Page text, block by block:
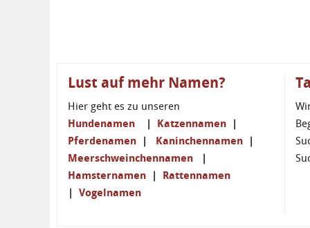
Lust auf mehr Namen?
Hier geht es zu unseren
Hundenamen | Katzennamen |
Pferdenamen | Kaninchennamen |
Meerschweinchennamen |
Hamsternamen | Rattennamen
| Vogelnamen